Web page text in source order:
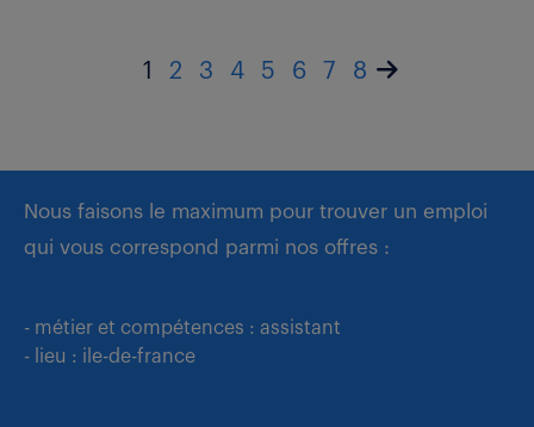
1 2 3 4 5 6 7 8
Nous faisons le maximum pour trouver un emploi
qui vous correspond parmi nos offres :
- métier et compétences : assistant
- lieu : ile-de-france